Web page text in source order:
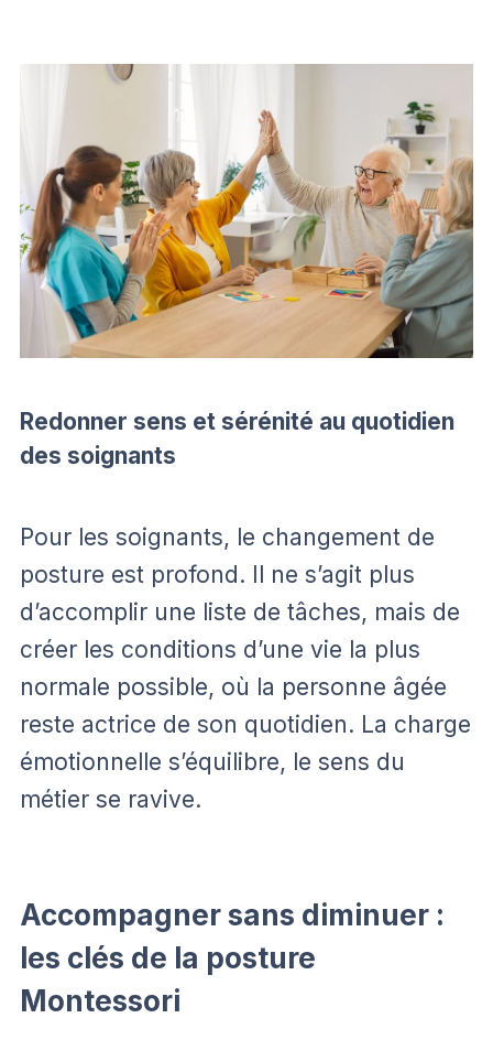
Redonner sens et sérénité au quotidien
des soignants
Pour les soignants, le changement de
posture est profond. Il ne s’agit plus
d’accomplir une liste de tâches, mais de
créer les conditions d’une vie la plus
normale possible, où la personne âgée
reste actrice de son quotidien. La charge
émotionnelle s’équilibre, le sens du
métier se ravive.
Accompagner sans diminuer :
les clés de la posture
Montessori